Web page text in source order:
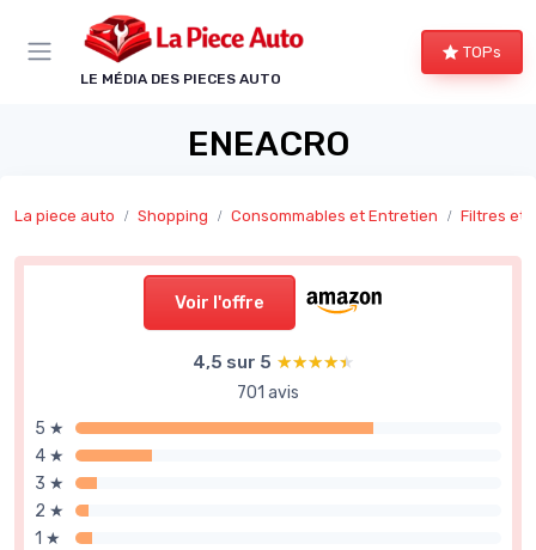
LE MÉDIA DES PIECES AUTO
TOPs
ENEACRO
La piece auto Shopping Consommables et Entretien Filtres et
Voir l'offre
4,5 sur 5 ★★★★★
★★★★★
701 avis
5 ★
4 ★
3 ★
2 ★
1 ★
Panneau de gestion des cookies